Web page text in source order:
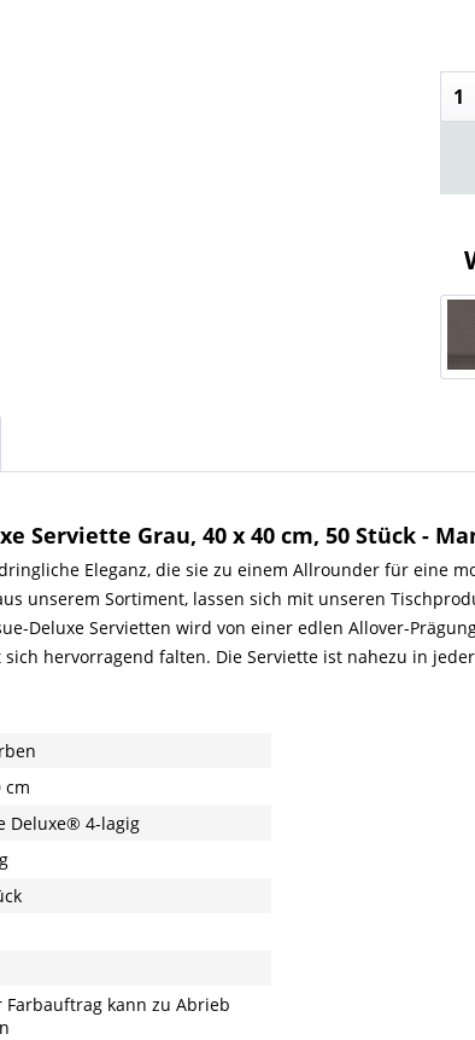
Serviette Grau, 40 x 40 cm, 50 Stück -
Eleganz, die sie zu einem Allrounder für eine
unserem Sortiment, lassen sich mit unseren
Deluxe Servietten wird von einer edlen Allover-
hervorragend falten. Die Serviette ist nahezu in
cm
Deluxe® 4-lagig
Farbauftrag kann zu Abrieb